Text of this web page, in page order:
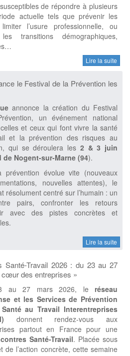
de répondre à plusieurs
actuelle tels que prévenir les
l’usure professionnelle, ou
transitions démographiques,
Lire la suite
le Festival de la Prévention les
annonce la création du Festival
un événement national
et ceux qui font vivre la santé
et la prévention des risques au
qui se déroulera les 2 & 3 juin
Nogent-sur-Marne (94).
évolue vite (nouveaux
nouvelles attentes), le
résolument centré sur l’humain : un
pairs, confronter les retours
avec des pistes concrètes et
Lire la suite
Santé-Travail 2026 : du 23 au 27
des entreprises »
au 27 mars 2026, le réseau
et les Services de Prévention
au Travail Interentreprises
donnent rendez-vous aux
partout en France pour une
Santé-Travail. Placée sous
de l’action concrète, cette semaine